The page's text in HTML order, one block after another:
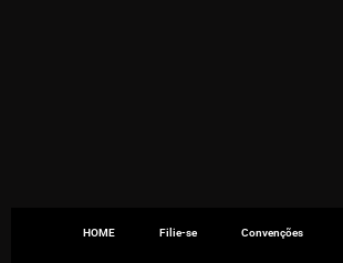
HOME Filie-se Convenções